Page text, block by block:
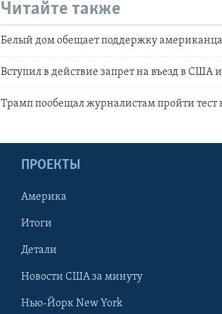
Читайте также
Белый дом обещает поддержку
Вступил в действие запрет на въезд в США
Трамп пообещал журналистам пройти тест
ПРОЕКТЫ
Америка
Итоги
Детали
Новости США за минуту
Нью-Йорк New York